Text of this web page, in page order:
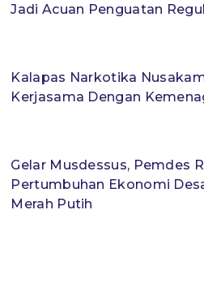
Jadi Acuan Penguatan
Kalapas Narkotika
Kerjasama Dengan
Gelar Musdessus, Pemdes
Pertumbuhan Ekonomi
Merah Putih